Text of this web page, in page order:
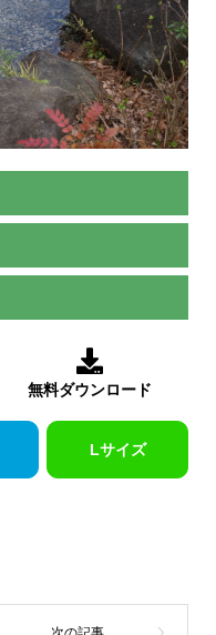

無料ダウンロード
Lサイズ